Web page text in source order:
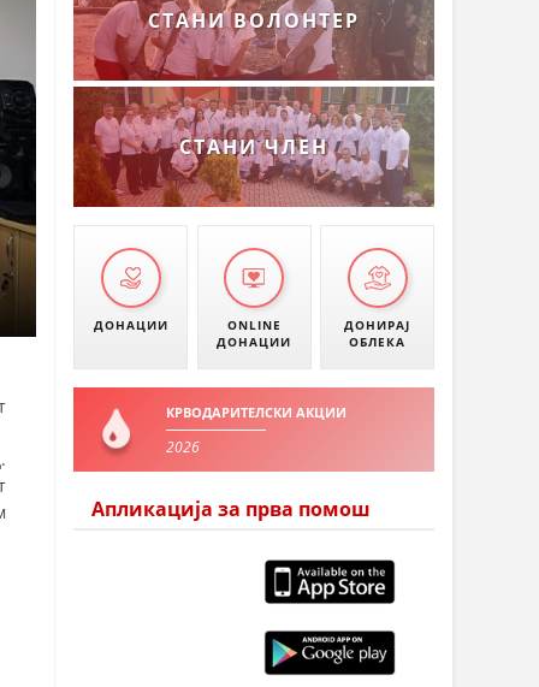
СТАНИ ВОЛОНТЕР
СТАНИ ЧЛЕН
ДОНАЦИИ
ONLINE
ДОНАЦИИ
ДОНИРАЈ
ОБЛЕКА
КРВОДАРИТЕЛСКИ АКЦИИ
2026
Апликација за прва помош